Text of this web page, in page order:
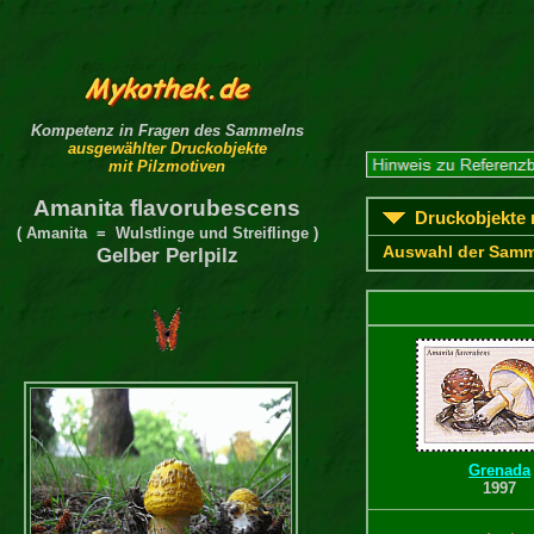
Kompetenz in Fragen des Sammelns
ausgewählter Druckobjekte
mit Pilzmotiven
Amanita flavorubescens
( Amanita = Wulstlinge und Streiflinge )
Gelber Perlpilz
Druckobjekte
Auswahl der
Grenada
1997